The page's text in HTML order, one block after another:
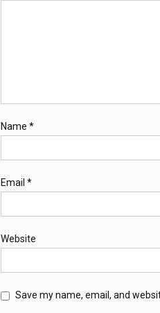
Name *
Email *
Website
Save my name, email, and